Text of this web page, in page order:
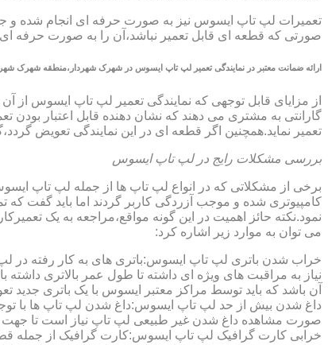
تعمیرات لپ تاپ ایسوس نیز به صورت حرفه ای انجام شده و
صورتی که قطعه ای قابل تعمیر نباشد،آن را به صورت حرفه ای
ارائه ضمانت معتبر در نمایندگی تعمیر لپ تاپ ایسوس در شهرک شهردار،منطقه شهرک
گارانتی به مشتری می دهند که نشان دهنده قابل اعتبار
تعمیر نماید.همچنین اگر قطعه ای در این نمایندگی تعویض
بررسی مشکلات رایج در لپ تاپ ایسوس
برخی از مشکلاتی که در انواع لپ تاپ ها از جمله لپ تاپ
کامپیوتری شده و موجب آزردگی کاربر گردند اما باید گفت
نمود.نکته حائز اهمیت در این گونه مواقع،مراجعه به یک
می توان به موارد زیر اشاره کرد:
خراب شدن باتری لپ تاپ ایسوس:باتری های به کار رفته در لپ
نیاز به مراقبت های ویژه ای داشته تا طول عمر بالاتری
آن باشد که باید توسط مراکز معتبر ایسوس با یک باتری جدید
داغ شدن بیش از حد لپ تاپ ایسوس:داغ شدن لپ تاپ ها با
صورت مشاهده داغ شدن غیر طبیعی لپ تاپ نیاز است تا جهت
خرابی کارت گرافیک لپ تاپ ایسوس:کارت گرافیک از جمله